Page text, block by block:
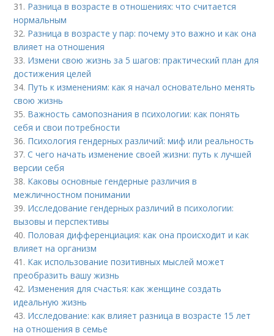
31. Разница в возрасте в отношениях: что считается
нормальным
32. Разница в возрасте у пар: почему это важно и как она
влияет на отношения
33. Измени свою жизнь за 5 шагов: практический план для
достижения целей
34. Путь к изменениям: как я начал основательно менять
свою жизнь
35. Важность самопознания в психологии: как понять
себя и свои потребности
36. Психология гендерных различий: миф или реальность
37.С чего начать изменение своей жизни: путь к лучшей
версии себя
38. Каковы основные гендерные различия в
межличностном понимании
39. Исследование гендерных различий в психологии:
вызовы и перспективы
40. Половая дифференциация: как она происходит и как
влияет на организм
41. Как использование позитивных мыслей может
преобразить вашу жизнь
42. Изменения для счастья: как женщине создать
идеальную жизнь
43. Исследование: как влияет разница в возрасте 15 лет
на отношения в семье